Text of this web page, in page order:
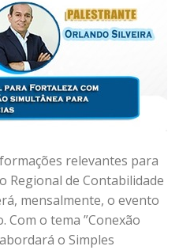
relevantes para
Regional de Contabilidade
mensalmente, o evento
Com o tema ”Conexão
o Simples